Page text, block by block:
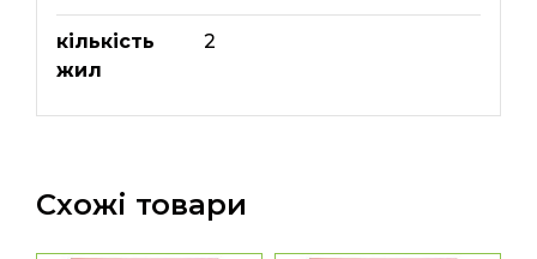
кількість
жил
2
Схожі товари